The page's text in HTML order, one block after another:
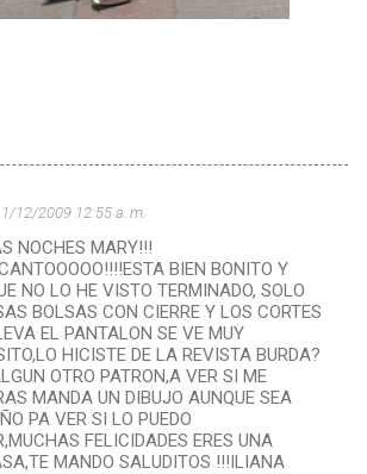
1/12/2009 12:55 a. m.
NOCHES MARY!!!
BIEN BONITO Y
NO LO HE VISTO TERMINADO, SOLO
BOLSAS CON CIERRE Y LOS CORTES
EL PANTALON SE VE MUY
HICISTE DE LA REVISTA BURDA?
OTRO PATRON,A VER SI ME
MANDA UN DIBUJO AUNQUE SEA
PA VER SI LO PUEDO
FELICIDADES ERES UNA
MANDO SALUDITOS !!!ILIANA